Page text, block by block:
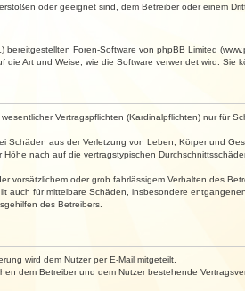
oder geeignet sind, dem Betreiber oder einem
bereitgestellten Foren-Software von phpBB Limited
Art und Weise, wie die Software verwendet wird. Sie
Vertragspflichten (Kardinalpflichten) nur für
aus der Verletzung von Leben, Körper und
nach auf die vertragstypischen
oder grob fahrlässigem Verhalten des
auch für mittelbare Schäden, insbesondere
des Betreibers.
wird dem Nutzer per E-Mail mitgeteilt.
dem Betreiber und dem Nutzer bestehende